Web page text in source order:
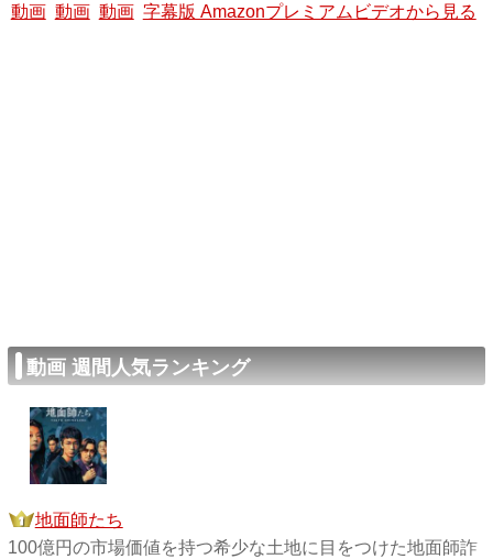
動画 動画 動画 字幕版 Amazonプレミアムビデオから見る
動画 週間人気ランキング
地面師たち
100億円の市場価値を持つ希少な土地に目をつけた地面師詐